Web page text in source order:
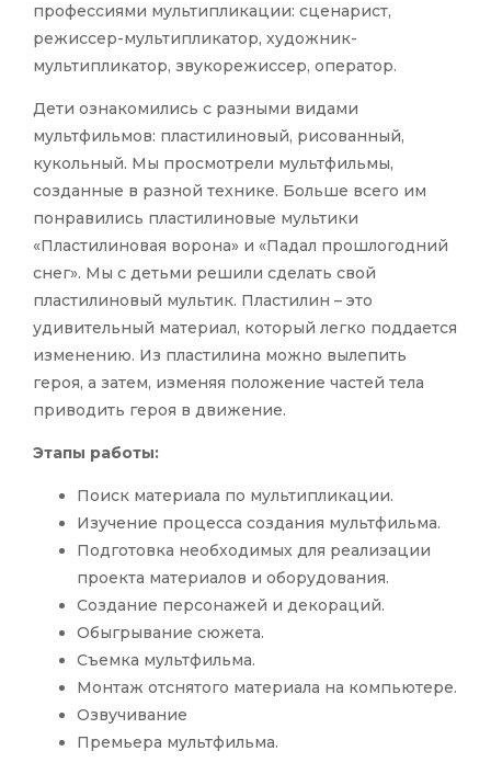
профессиями мультипликации: сценарист,
режиссер-мультипликатор, художник-
мультипликатор, звукорежиссер, оператор.
Дети ознакомились с разными видами
мультфильмов: пластилиновый, рисованный,
кукольный. Мы просмотрели мультфильмы,
созданные в разной технике. Больше всего им
понравились пластилиновые мультики
«Пластилиновая ворона» и «Падал прошлогодний
снег». Мы с детьми решили сделать свой
пластилиновый мультик. Пластилин – это
удивительный материал, который легко поддается
изменению. Из пластилина можно вылепить
героя, а затем, изменяя положение частей тела
приводить героя в движение.
Этапы работы:
Поиск материала по мультипликации.
Изучение процесса создания мультфильма.
Подготовка необходимых для реализации
проекта материалов и оборудования.
Создание персонажей и декораций.
Обыгрывание сюжета.
Съемка мультфильма.
Монтаж отснятого материала на компьютере.
Озвучивание
Премьера мультфильма.